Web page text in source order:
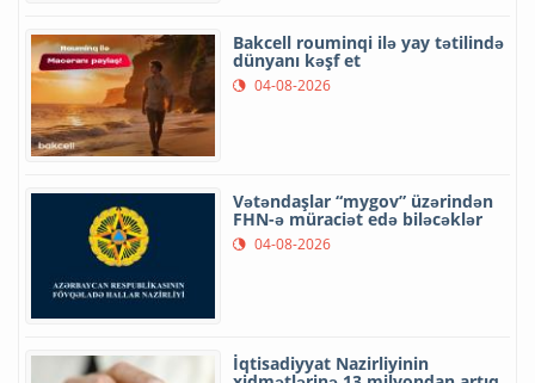
Bakcell rouminqi ilə yay tətilində
dünyanı kəşf et
04-08-2026
Vətəndaşlar “mygov” üzərindən
FHN-ə müraciət edə biləcəklər
04-08-2026
İqtisadiyyat Nazirliyinin